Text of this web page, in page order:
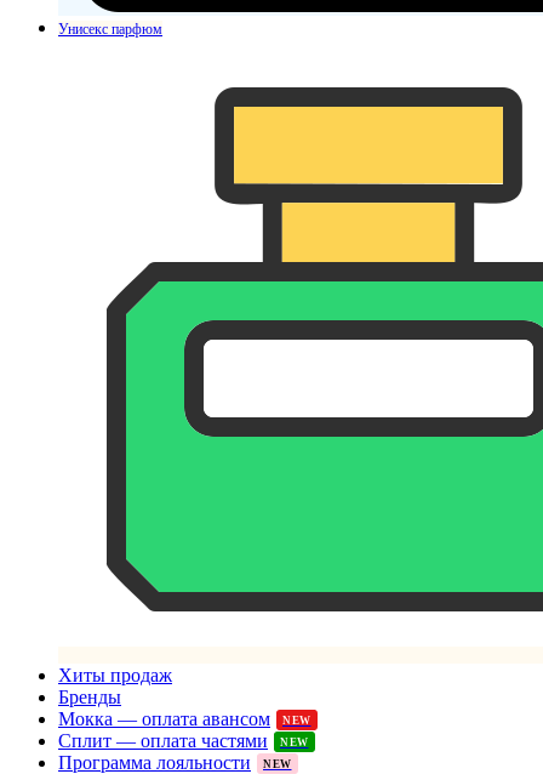
Унисекс парфюм
Хиты продаж
Бренды
Мокка — оплата авансом
NEW
Сплит — оплата частями NEW
Программа лояльности NEW